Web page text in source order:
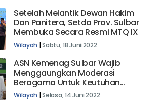
Setelah Melantik Dewan Hakim
Dan Panitera, Setda Prov. Sulbar
Membuka Secara Resmi MTQ IX
Wilayah |Sabtu, 18 Juni 2022
ASN Kemenag Sulbar Wajib
Menggaungkan Moderasi
Beragama Untuk Keutuhan
Bangsa
Wilayah |Selasa, 14 Juni 2022